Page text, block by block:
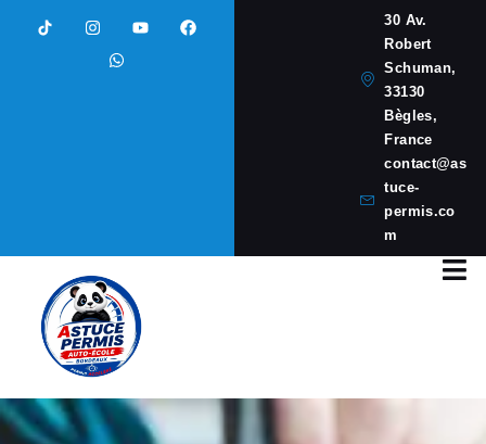
30 Av.
Robert
Schuman,
33130
Bègles,
France
contact@as
tuce-
permis.co
m